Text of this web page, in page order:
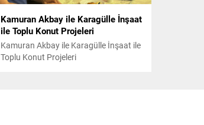
Kamuran Akbay ile Karagülle İnşaat
ile Toplu Konut Projeleri
Kamuran Akbay ile Karagülle İnşaat ile
Toplu Konut Projeleri